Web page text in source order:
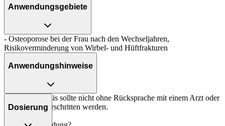
Anwendungsgebiete
- Osteoporose bei der Frau nach den Wechseljahren,
Risikoverminderung von Wirbel- und Hüftfrakturen
Anwendungshinweise
Die Gesamtdosis sollte nicht ohne Rücksprache mit einem Arzt oder
Apotheker überschritten werden.
Dosierung